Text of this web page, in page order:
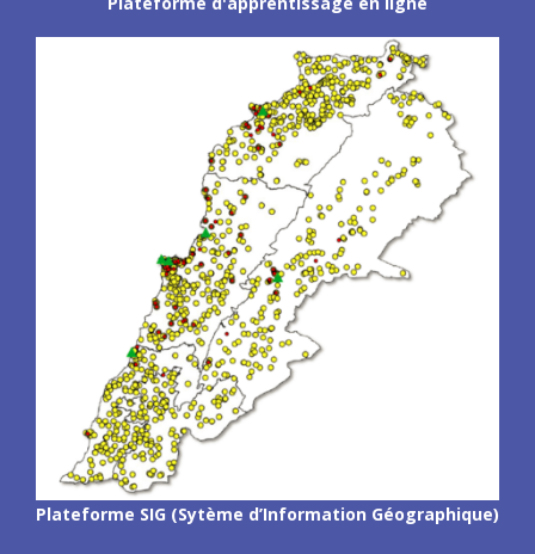
Plateforme SIG (Sytème d’Information Géographique)